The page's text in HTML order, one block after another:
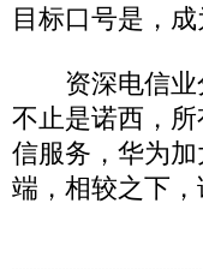
目标口号是，成
资深电信业
不止是诺西，
信服务，华为
端，相较之下